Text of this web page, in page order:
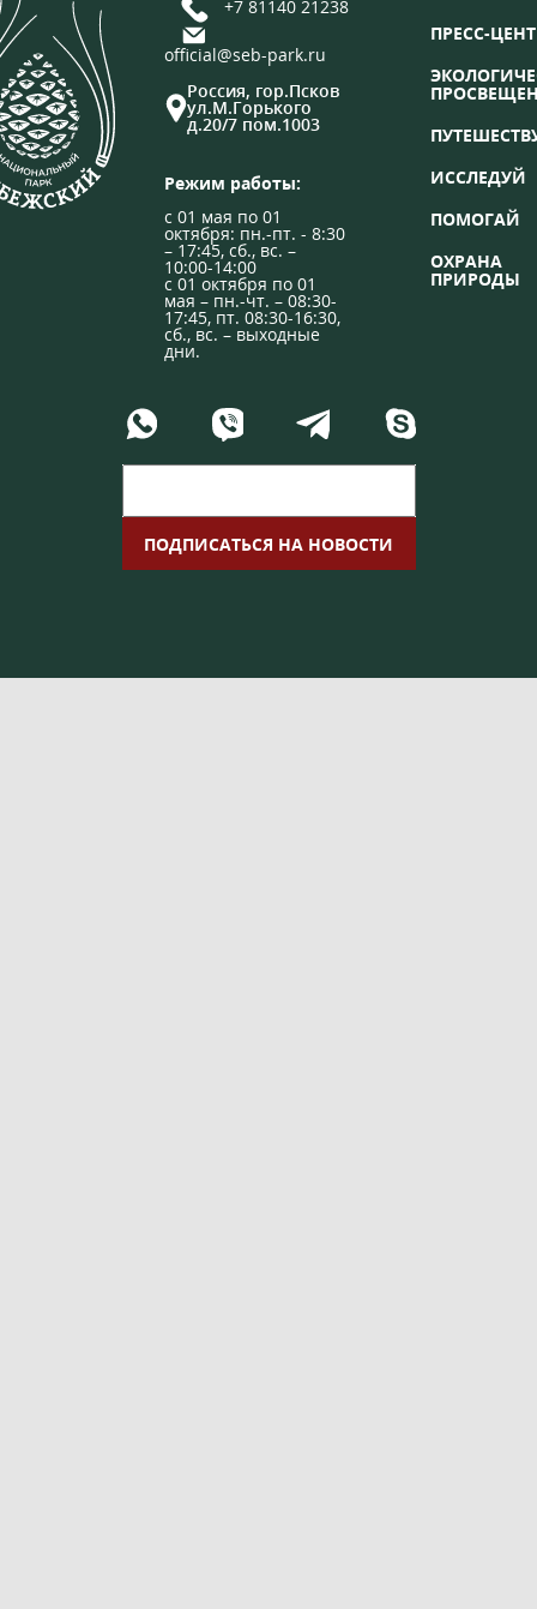
+7 81140 21238
official@seb-park.ru
Россия, гор.Псков
ул.М.Горького
д.20/7 пом.1003
Режим работы:
с 01 мая по 01
октября: пн.-пт. - 8:30
– 17:45, сб., вс. –
10:00-14:00
с 01 октября по 01
мая – пн.-чт. – 08:30-
17:45, пт. 08:30-16:30,
сб., вс. – выходные
дни.
ПРЕСС-
ИССЛЕДУЙ
ПОМОГАЙ
ОХРАНА
ПРИРОДЫ